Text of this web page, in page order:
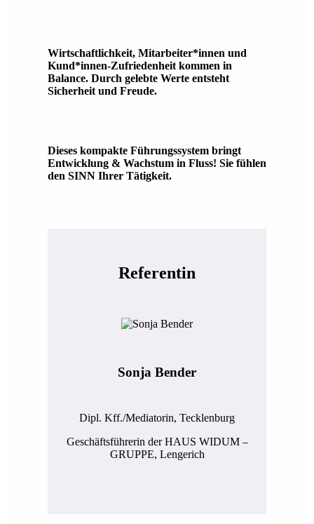
Wirtschaftlichkeit, Mitarbeiter*innen und
Kund*innen-Zufriedenheit kommen in
Balance. Durch gelebte Werte entsteht
Sicherheit und Freude.
Dieses kompakte Führungssystem bringt
Entwicklung & Wachstum in Fluss! Sie fühlen
den SINN Ihrer Tätigkeit.
Referentin
Sonja Bender
Dipl. Kff./Mediatorin, Tecklenburg
Geschäftsführerin der HAUS WIDUM –
GRUPPE, Lengerich